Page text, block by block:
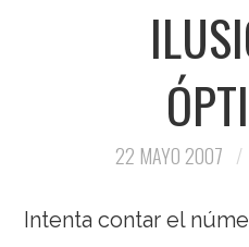
22 MAYO 2007
Intenta contar el